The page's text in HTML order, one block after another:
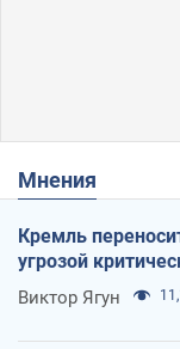
Мнения
Кремль
угрозой
Виктор Ягун